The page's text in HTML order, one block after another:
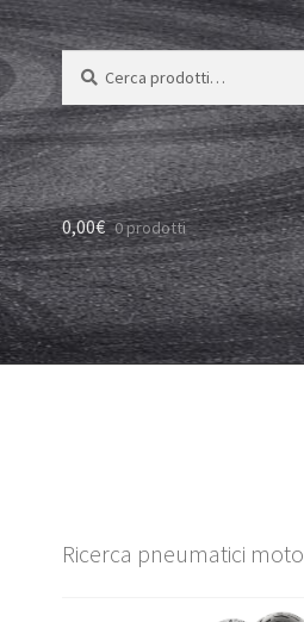
Cerca:
Cerca
0,00€ 0 prodotti
Ricerca pneumatici moto